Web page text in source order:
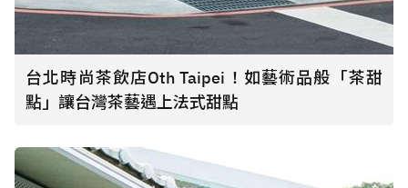
台北時尚茶飲店Oth Taipei！如藝術品般「茶甜
點」讓台灣茶藝遇上法式甜點